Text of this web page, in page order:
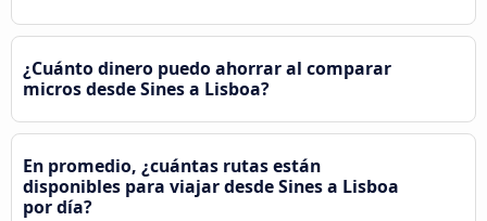
¿Cuánto dinero puedo ahorrar al comparar
micros desde Sines a Lisboa?
En promedio, ¿cuántas rutas están
disponibles para viajar desde Sines a Lisboa
por día?